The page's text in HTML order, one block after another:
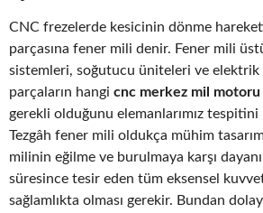
CNC frezelerde kesicinin dönme
parçasına fener mili denir. Fener mili
sistemleri, soğutucu üniteleri ve
parçaların hangi cnc merkez mil motoru
gerekli olduğunu elemanlarımız tespitini
Tezgâh fener mili oldukça mühim
milinin eğilme ve burulmaya karşı
süresince tesir eden tüm eksensel
sağlamlıkta olması gerekir. Bundan